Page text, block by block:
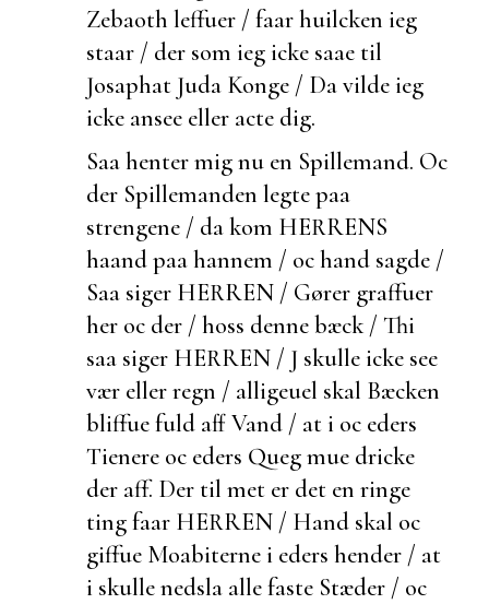
Zebaoth leffuer / faar huilcken ieg
staar / der som ieg icke saae til
Josaphat Juda Konge / Da vilde ieg
icke ansee eller acte dig.
Saa henter mig nu en Spillemand. Oc
der Spillemanden legte paa
strengene / da kom HERRENS
haand paa hannem / oc hand sagde /
Saa siger HERREN / Gører graffuer
her oc der / hoss denne bæck / Thi
saa siger HERREN / J skulle icke see
vær eller regn / alligeuel skal Bæcken
bliffue fuld aff Vand / at i oc eders
Tienere oc eders Quegmue dricke
der aff. Der til met er det en ringe
ting faar HERREN / Hand skal oc
giffue Moabiterne i eders hender / at
i skulle nedsla alle faste Stæder / oc